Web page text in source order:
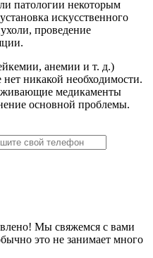
патологии некоторым
искусственного
проведение
анемии и т. д.)
никакой необходимости.
медикаменты
основной проблемы.
Мы свяжемся с вами
это не занимает много